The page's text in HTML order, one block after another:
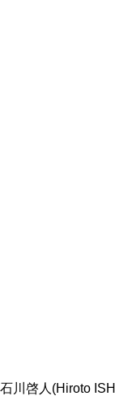
石川啓人(Hiroto